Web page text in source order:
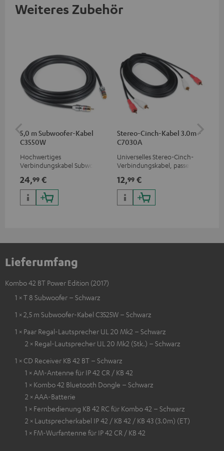
Weiteres Zubehör
5,0 m Subwoofer-Kabel
C3550W
Hochwertiges
Verbindungskabel Subwoofer
24,99 €
Stereo-Cinch-Kabel 3.0m -
C7030A
Universelles Stereo-Cinch-
Verbindungskabel, passend
Buchsen
12,99 €
Lieferumfang
Kombo 42 BT Power Edition (2017)
1 × T 8 Subwoofer – Schwarz
1 × 2,5 m Subwoofer-Kabel C3525W – Schwarz
1 × Paar Regal-Lautsprecher UL 20 Mk2 – Schwarz
2 × Regal-Lautsprecher UL 20 Mk2 (Stk.) – Schwarz
1 × CD Receiver KB 42 BT – Schwarz
1 × AM-Antenne für IP 42 CR / KB 42
1 × Kombo 42 Bluetooth Dongle – Schwarz
2 × AAA-Batterie
1 × Fernbedienung KB 42 RC für Kombo 42 – Schwarz
2 × Lautsprecherkabel IP 42 / KB 42 / KB 43 (3.0m) (ET)
1 × FM-Wurfantenne für IP 42 CR / KB 42